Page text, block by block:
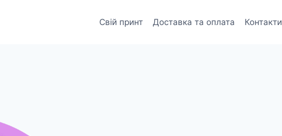
Свій принт Доставка та оплата Контакти